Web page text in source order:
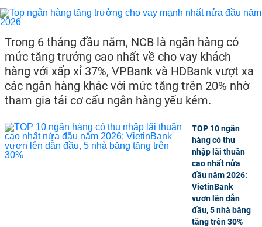
Trong 6 tháng đầu năm, NCB là ngân hàng có
mức tăng trưởng cao nhất về cho vay khách
hàng với xấp xỉ 37%, VPBank và HDBank vượt xa
các ngân hàng khác với mức tăng trên 20% nhờ
tham gia tái cơ cấu ngân hàng yếu kém.
TOP 10 ngân
hàng có thu
nhập lãi thuần
cao nhất nửa
đầu năm 2026:
VietinBank
vươn lên dẫn
đầu, 5 nhà băng
tăng trên 30%